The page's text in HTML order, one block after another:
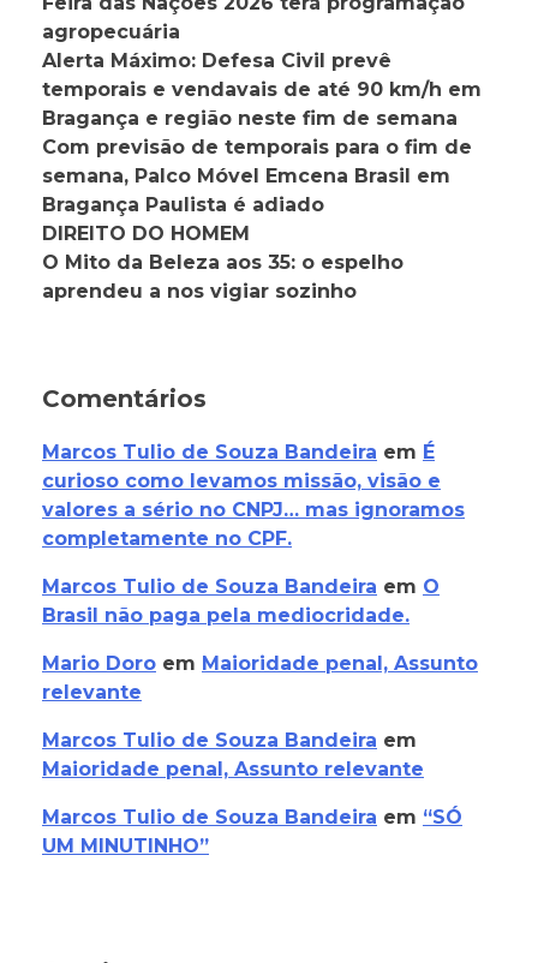
agropecuária
Alerta Máximo: Defesa Civil prevê
temporais e vendavais de até 90 km/h em
Bragança e região neste fim de semana
Com previsão de temporais para o fim de
semana, Palco Móvel Emcena Brasil em
Bragança Paulista é adiado
DIREITO DO HOMEM
O Mito da Beleza aos 35: o espelho
aprendeu a nos vigiar sozinho
Comentários
Marcos Tulio de Souza Bandeira em É
curioso como levamos missão, visão e
valores a sério no CNPJ… mas ignoramos
completamente no CPF.
Marcos Tulio de Souza Bandeira em O
Brasil não paga pela mediocridade.
Mario Doro em Maioridade penal, Assunto
relevante
Marcos Tulio de Souza Bandeira em
Maioridade penal, Assunto relevante
Marcos Tulio de Souza Bandeira em “SÓ
UM MINUTINHO”